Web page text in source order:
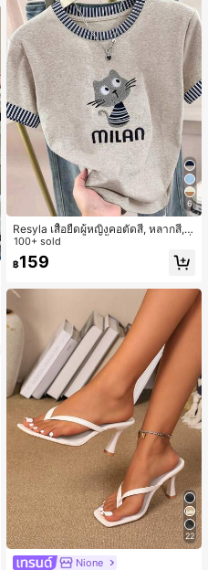
6
Resyla เสื้อยืดผู้หญิงคอตัดสี, หลากสี, ล
ายพิมพ์แมวน่ารัก, เสื้อสำหรับออกไปเที่
ยวฤดูร้อน, ดีไซน์กราฟิก, ความรู้สึกพรีเ
มียม, ลำลองอเนกประสงค์, สวมใส่ประ
เสื้อผ้ากลางแจ้ง
100+ sold
฿159
22
Nione